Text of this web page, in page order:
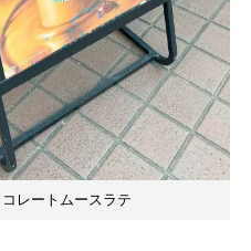
レートムースラテ